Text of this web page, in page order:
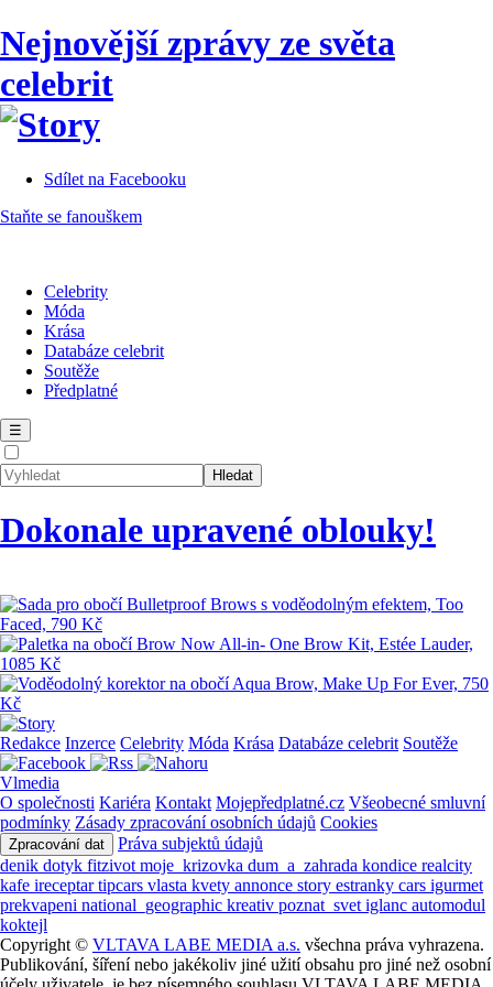
Nejnovější zprávy ze světa
celebrit
Sdílet na Facebooku
Staňte se fanouškem
Celebrity
Móda
Krása
Databáze celebrit
Soutěže
Předplatné
☰
Dokonale upravené oblouky!
Redakce Inzerce Celebrity Móda Krása Databáze celebrit Soutěže
Vlmedia
O společnosti Kariéra Kontakt Mojepředplatné.cz Všeobecné smluvní
podmínky Zásady zpracování osobních údajů Cookies
Zpracování dat
Práva subjektů údajů
denik dotyk fitzivot moje_krizovka dum_a_zahrada kondice realcity
kafe ireceptartipcars vlasta kvety annonce story estranky cars igurmet
prekvapeni national_geographic kreativ poznat_svet iglanc automodul
koktejl
Copyright © VLTAVA LABE MEDIA a.s. všechna práva vyhrazena.
Publikování, šíření nebo jakékoliv jiné užití obsahu pro jiné než osobní